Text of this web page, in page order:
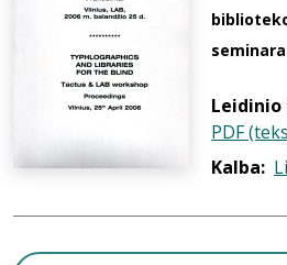
PDF
Kalba: